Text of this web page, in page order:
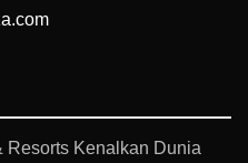
Resorts Kenalkan Dunia